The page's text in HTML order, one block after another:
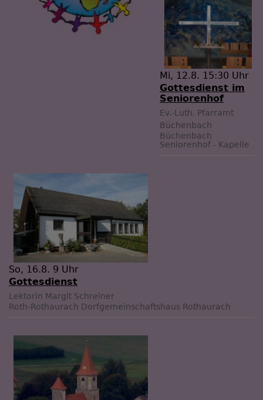
Mi, 12.8. 15:30 Uhr
Gottesdienst im
Seniorenhof
Ev.-Luth. Pfarramt
Büchenbach
Büchenbach
Seniorenhof - Kapelle
So, 16.8. 9 Uhr
Gottesdienst
Lektorin Margit Schreiner
Roth-Rothaurach Dorfgemeinschaftshaus Rothaurach